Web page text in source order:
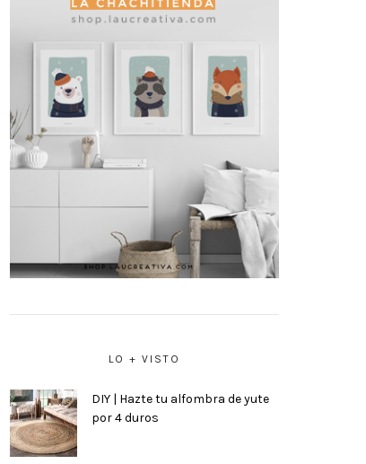
LO + VISTO
DIY | Hazte tu alfombra de yute
por 4 duros